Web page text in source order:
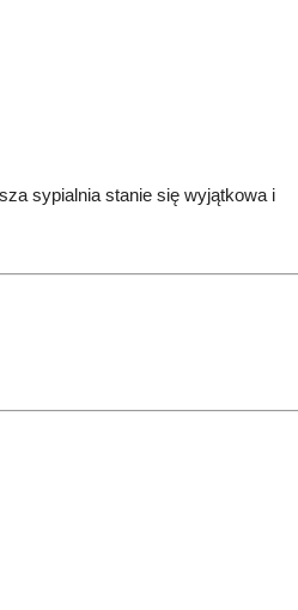
sypialnia stanie się wyjątkowa i